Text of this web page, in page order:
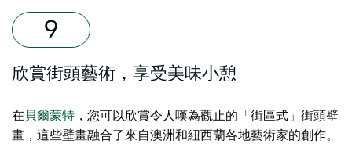
欣賞街頭藝術，享受美味小憩
在貝爾蒙特 ，您可以欣賞令人嘆為觀止的「街區式」街頭壁
畫，這些壁畫融合了來自澳洲和紐西蘭各地藝術家的創作。